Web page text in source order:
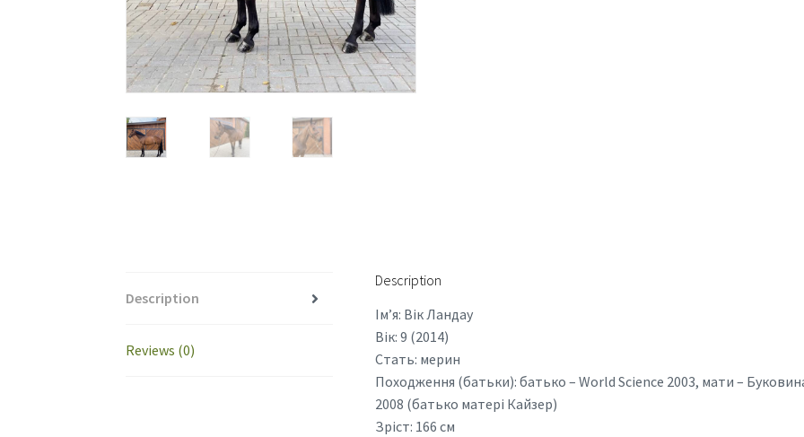
Description
Reviews (0)
Description
Ім’я: Вік Ландау
Вік: 9 (2014)
Стать: мерин
Походження (батьки): батько – World Science 2003, мати –
2008 (батько матері Кайзер)
Зріст: 166 см